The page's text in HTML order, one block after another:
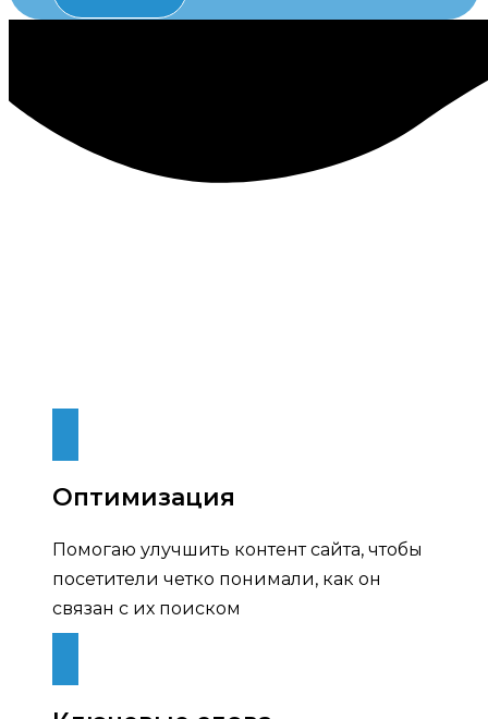
Оптимизация
Помогаю улучшить контент сайта, чтобы
посетители четко понимали, как он
связан с их поиском